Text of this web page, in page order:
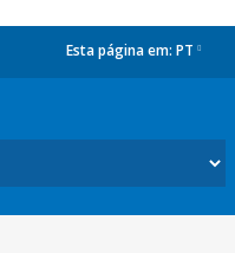
Esta página em: PT